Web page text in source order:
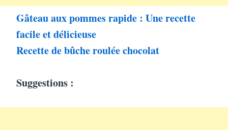
Gâteau aux pommes rapide : Une recette
facile et délicieuse
Recette de bûche roulée chocolat
Suggestions :